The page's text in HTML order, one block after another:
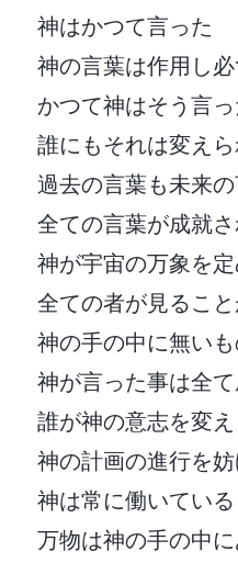
神はかつて言った
神の言葉は作用し
かつて神はそう言っ
誰にもそれは変え
過去の言葉も未来の
全ての言葉が成就さ
神が宇宙の万象を
全ての者が見るこ
神の手の中に無い
神が言った事は全
誰が神の意志を変
神の計画の進行を
神は常に働いている
万物は神の手の中に